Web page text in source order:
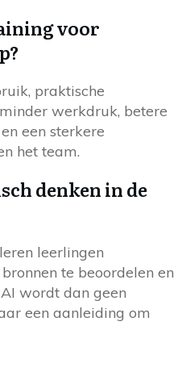
voor
praktische
werkdruk, betere
een sterkere
het team.
denken in de
leerlingen
te beoordelen en
wordt dan geen
een aanleiding om